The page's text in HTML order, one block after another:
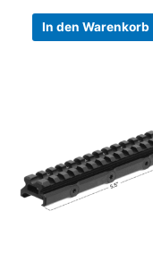
In den Warenkorb